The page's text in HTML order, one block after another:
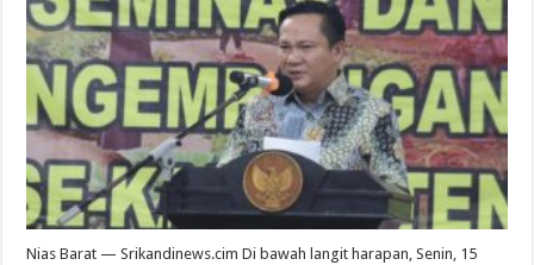
Nias Barat — Srikandinews.cim Di bawah langit harapan, Senin, 15